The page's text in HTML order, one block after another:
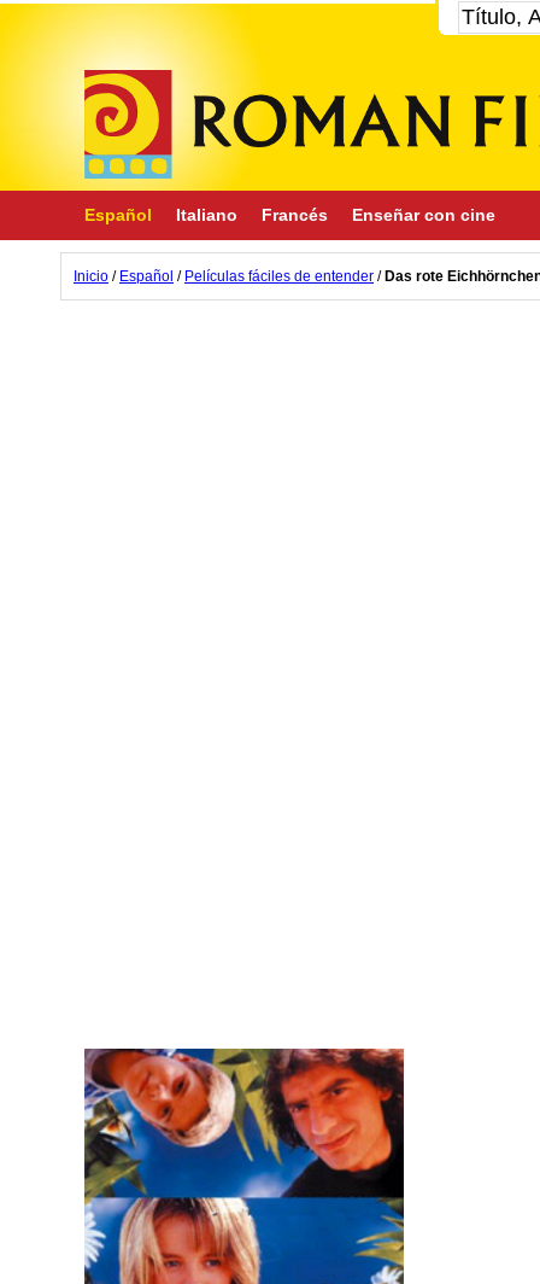
Español Italiano Francés Enseñar con cine
Inicio / Español / Películas fáciles de entender / Das rote